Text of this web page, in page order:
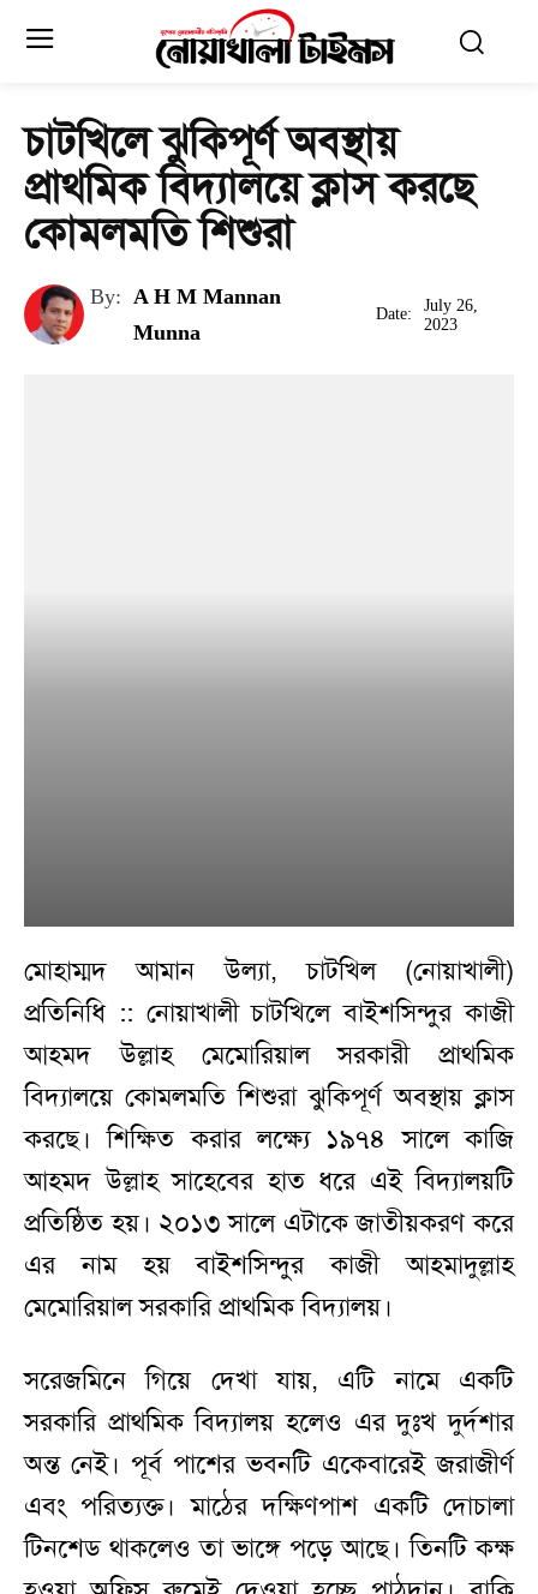
চাটখিলে ঝুকিপূর্ণ অবস্থায়
প্রাথমিক বিদ্যালয়ে ক্লাস করছে
কোমলমতি শিশুরা
By: A H M Mannan
Munna
Date:
July 26,
2023
মোহাম্মদ আমান উল্যা, চাটখিল (নোয়াখালী)
প্রতিনিধি :: নোয়াখালী চাটখিলে বাইশসিন্দুর কাজী
আহমদ উল্লাহ মেমোরিয়াল সরকারী প্রাথমিক
বিদ্যালয়ে কোমলমতি শিশুরা ঝুকিপূর্ণ অবস্থায় ক্লাস
করছে। শিক্ষিত করার লক্ষ্যে ১৯৭৪ সালে কাজি
আহমদ উল্লাহ সাহেবের হাত ধরে এই বিদ্যালয়টি
প্রতিষ্ঠিত হয়। ২০১৩ সালে এটাকে জাতীয়করণ করে
এর নাম হয় বাইশসিন্দুর কাজী আহমাদুল্লাহ
মেমোরিয়াল সরকারি প্রাথমিক বিদ্যালয়।
সরেজমিনে গিয়ে দেখা যায়, এটি নামে একটি
সরকারি প্রাথমিক বিদ্যালয় হলেও এর দুঃখ দুর্দশার
অন্ত নেই। পূর্ব পাশের ভবনটি একেবারেই জরাজীর্ণ
এবং পরিত্যক্ত। মাঠের দক্ষিণপাশ একটি দোচালা
টিনশেড থাকলেও তা ভাঙ্গে পড়ে আছে। তিনটি কক্ষ